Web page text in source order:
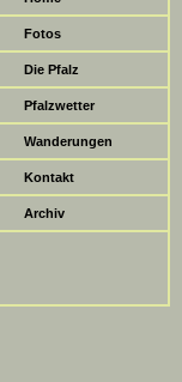
Fotos
Die Pfalz
Pfalzwetter
Wanderungen
Kontakt
Archiv